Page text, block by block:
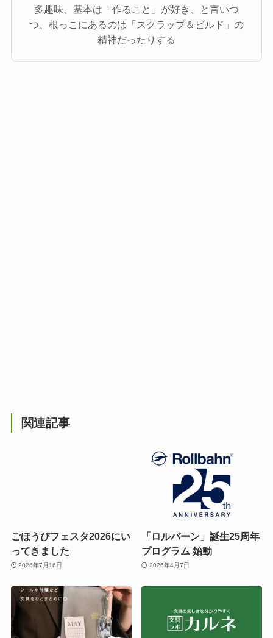
多趣味、基本は「作ること」が好き、と言いつ
つ、根っこにあるのは「スクラップ＆ビルド」の
精神だったりする
関連記事
ごほうびフェスタ2026にい
ってきました
2026年7月16日
「ロルバーン」誕生25周年
プログラム 始動
2026年4月7日